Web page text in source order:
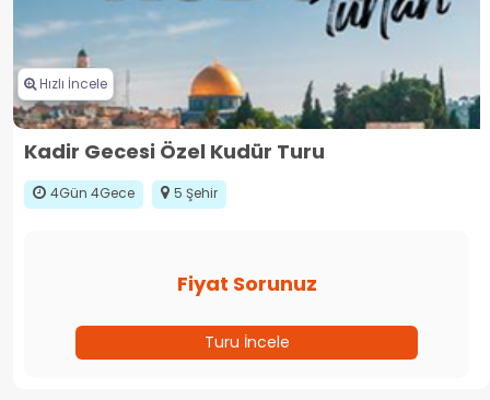
Hızlı İncele
Kadir Gecesi Özel Kudür Turu
4Gün 4Gece 5 Şehir
Fiyat Sorunuz
Turu İncele